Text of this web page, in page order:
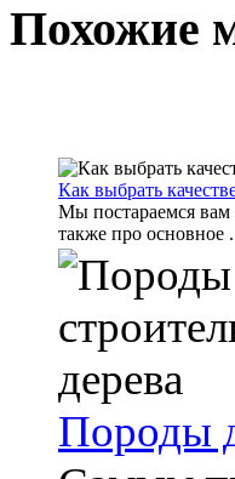
Похожие
Как выбрать
Мы постараемся вам
также про основное
Породы